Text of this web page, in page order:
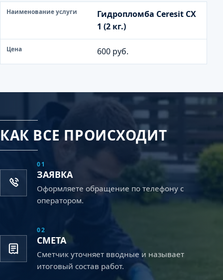
Гидропломба Ceresit CX
1 (2 кг.)
600 руб.
КАК ВСЕ ПРОИСХОДИТ
01
ЗАЯВКА
Оформляете обращение по телефону с
оператором.
02
СМЕТА
Сметчик уточняет вводные и называет
итоговый состав работ.